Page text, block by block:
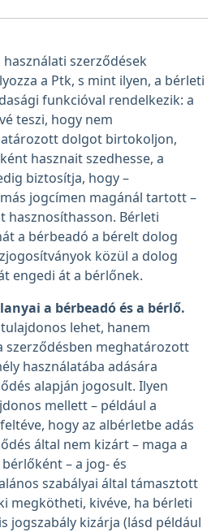
szerződések
a Ptk, s mint ilyen, a bérleti
funkcióval rendelkezik: a
teszi, hogy nem
dolgot birtokoljon,
hasznait szedhesse, a
biztosítja, hogy –
jogcímen magánál tartott –
Bérleti
a bérbeadó a bérelt dolog
közül a dolog
engedi át a bérlőnek.
a bérbeadó és a bérlő.
lehet, hanem
szerződésben meghatározott
használatába adására
alapján jogosult. Ilyen
mellett – például a
hogy az albérletbe adás
által nem kizárt – maga a
– a jog- és
szabályai által támasztott
megkötheti, kivéve, ha bérleti
jogszabály kizárja (lásd például